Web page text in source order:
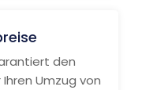
den
Umzug von